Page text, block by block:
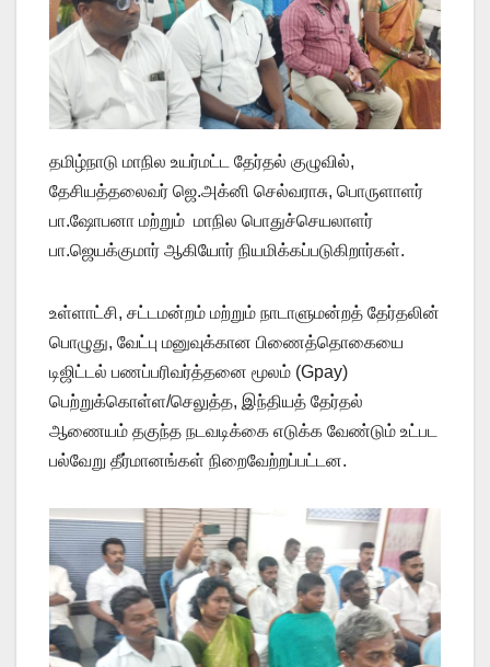
தமிழ்நாடு மாநில உயர்மட்ட தேர்தல் குழுவில்,
தேசியத்தலைவர் ஜெ.அக்னி செல்வராசு, பொருளாளர்
பா.ஷோபனா மற்றும் மாநில பொதுச்செயலாளர்
பா.ஜெயக்குமார் ஆகியோர் நியமிக்கப்படுகிறார்கள்.
உள்ளாட்சி, சட்டமன்றம் மற்றும் நாடாளுமன்றத் தேர்தலின்
பொழுது, வேட்பு மனுவுக்கான பிணைத்தொகையை
டிஜிட்டல் பணப்பரிவர்த்தனை மூலம் (Gpay)
பெற்றுக்கொள்ள/செலுத்த, இந்தியத் தேர்தல்
ஆணையம் தகுந்த நடவடிக்கை எடுக்க வேண்டும் உட்பட
பல்வேறு தீர்மானங்கள் நிறைவேற்றப்பட்டன.